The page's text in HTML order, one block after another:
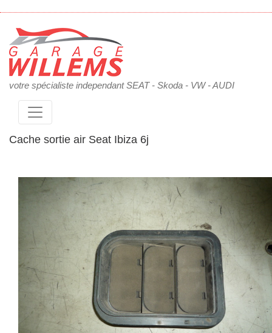
votre spécialiste independant SEAT - Skoda - VW - AUDI
Cache sortie air Seat Ibiza 6j